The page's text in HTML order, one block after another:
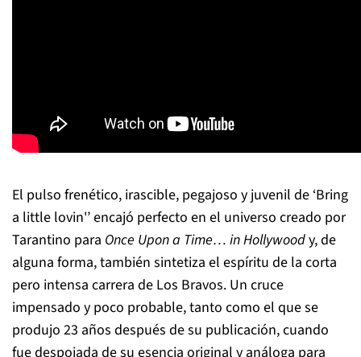
El pulso frenético, irascible, pegajoso y juvenil de ‘Bring
a little lovin'’ encajó perfecto en el universo creado por
Tarantino para Once Upon a Time… in Hollywoody, de
alguna forma, también sintetiza el espíritu de la corta
pero intensa carrera de Los Bravos. Un cruce
impensado y poco probable, tanto como el que se
produjo 23 años después de su publicación, cuando
fue despojada de su esencia original y análoga para